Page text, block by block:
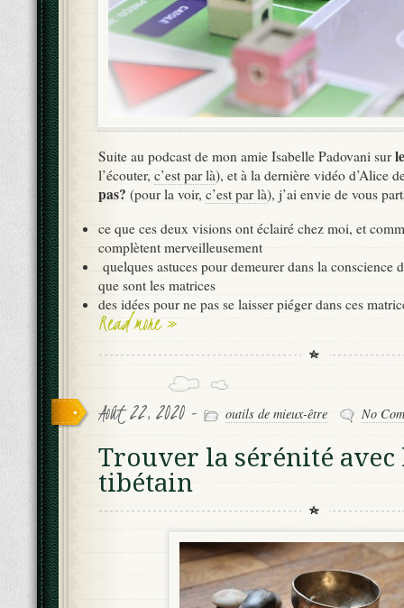
Suite au podcast de mon amie Isabelle Padovani sur
l’écouter, c’est par là), et à la dernière vidéo d’Alice
pas? (pour la voir, c’est par là), j’ai envie de vous
ce que ces deux visions ont éclairé chez moi, et
complètent merveilleusement
quelques astuces pour demeurer dans la conscience
que sont les matrices
des idées pour ne pas se laisser piéger dans ces
Read more »
Août 22, 2020 - outils de mieux-être No
Trouver la sérénité avec
tibétain